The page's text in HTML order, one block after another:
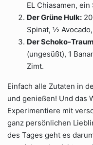
EL Chiasamen, ein
Der Grüne Hulk:
Spinat, ½
Der Schoko-
(ungesüßt), 1
Zimt.
Einfach alle Zutaten in
und genießen! Und das
Experimentiere mit
ganz persönlichen
des Tages geht es